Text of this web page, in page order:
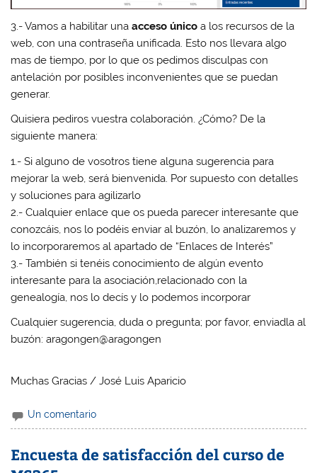
3.- Vamos a habilitar unaacceso único a los recursos de la
web, con una contraseña unificada. Esto nos llevara algo
mas de tiempo, por lo que os pedimos disculpas con
antelación por posibles inconvenientes que se puedan
generar.
Quisiera pediros vuestra colaboración. ¿Cómo? De la
siguiente manera:
1.- Si alguno de vosotros tiene alguna sugerencia para
mejorar la web, será bienvenida. Por supuesto con detalles
y soluciones para agilizarlo
2.- Cualquier enlace que os pueda parecer interesante que
conozcáis, nos lo podéis enviar al buzón, lo analizaremos y
lo incorporaremos al apartado de “Enlaces de Interés”
3.- También si tenéis conocimiento de algún evento
interesante para la asociación,relacionado con la
genealogía, nos lo decís y lo podemos incorporar
Cualquier sugerencia, duda o pregunta; por favor, enviadla al
buzón: aragongen@aragongen
Muchas Gracias / José Luis Aparicio
Un comentario
Encuesta de satisfacción del curso de